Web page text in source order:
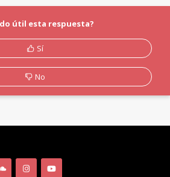
útil esta respuesta?
Sí
No